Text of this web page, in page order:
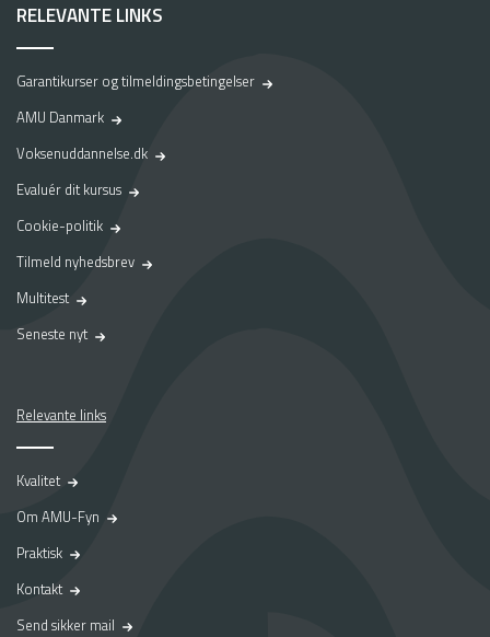
RELEVANTE LINKS
Garantikurser og tilmeldingsbetingelser
AMU Danmark
Voksenuddannelse.dk
Evaluér dit kursus
Cookie-politik
Tilmeld nyhedsbrev
Multitest
Seneste nyt
Relevante links
Kvalitet
Om AMU-Fyn
Praktisk
Kontakt
Send sikker mail